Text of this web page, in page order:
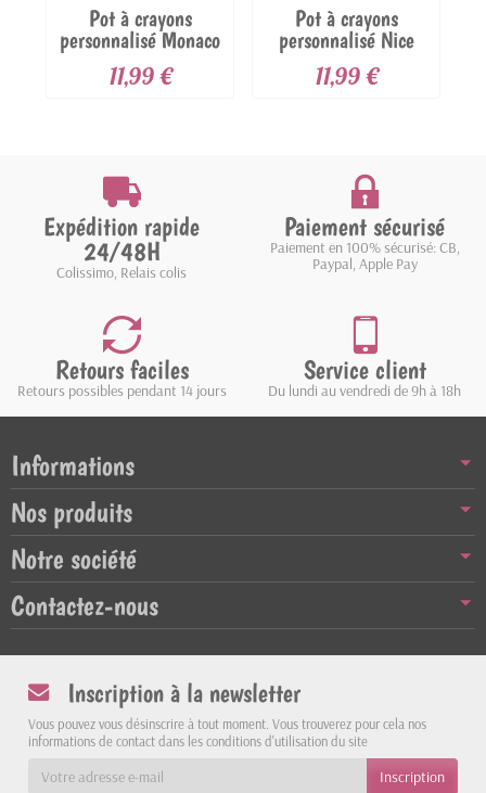
Pot à crayons
personnalisé Monaco
11,99 €
Pot à crayons
personnalisé Nice
11,99 €
Expédition rapide
24/48H
Colissimo, Relais colis
Paiement sécurisé
Paiement en 100% sécurisé: CB,
Paypal, Apple Pay
Retours faciles
Retours possibles pendant 14 jours
Service client
Du lundi au vendredi de 9h à 18h
Informations
Nos produits
Notre société
Contactez-nous
Inscription à la newsletter
Vous pouvez vous désinscrire à tout moment. Vous trouverez pour cela nos
informations de contact dans les conditions d'utilisation du site